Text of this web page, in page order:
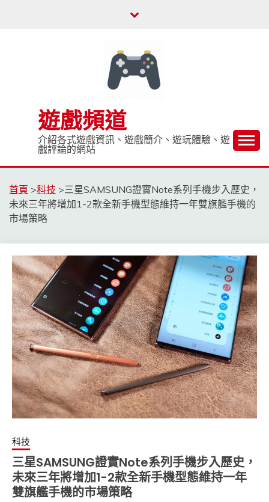
遊戲頻道
介紹各式遊戲資訊、遊戲簡介、遊玩體驗、遊
戲評論的網站
首頁 >科技 >三星SAMSUNG證實Note系列手機步入歷史，
未來三年將增加1-2款全新手機型態維持一年雙旗艦手機的
市場策略
科技
三星SAMSUNG證實Note系列手機步入歷史，
未來三年將增加1-2款全新手機型態維持一年
雙旗艦手機的市場策略